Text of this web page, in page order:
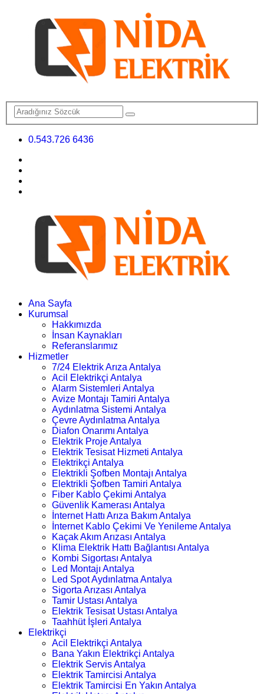
0.543.726 6436
Ana Sayfa
Kurumsal
Hakkımızda
İnsan Kaynakları
Referanslarımız
Hizmetler
7/24 Elektrik Arıza Antalya
Acil Elektrikçi Antalya
Alarm Sistemleri Antalya
Avize Montajı Tamiri Antalya
Aydınlatma Sistemi Antalya
Çevre Aydınlatma Antalya
Diafon Onarımı Antalya
Elektrik Proje Antalya
Elektrik Tesisat Hizmeti Antalya
Elektrikçi Antalya
Elektrikli Şofben Montajı Antalya
Elektrikli Şofben Tamiri Antalya
Fiber Kablo Çekimi Antalya
Güvenlik Kamerası Antalya
İnternet Hattı Arıza Bakım Antalya
İnternet Kablo Çekimi Ve Yenileme Antalya
Kaçak Akım Arızası Antalya
Klima Elektrik Hattı Bağlantısı Antalya
Kombi Sigortası Antalya
Led Montajı Antalya
Led Spot Aydınlatma Antalya
Sigorta Arızası Antalya
Tamir Ustası Antalya
Elektrik Tesisat Ustası Antalya
Taahhüt İşleri Antalya
Elektrikçi
Acil Elektrikçi Antalya
Bana Yakın Elektrikçi Antalya
Elektrik Servis Antalya
Elektrik Tamircisi Antalya
Elektrik Tamircisi En Yakın Antalya